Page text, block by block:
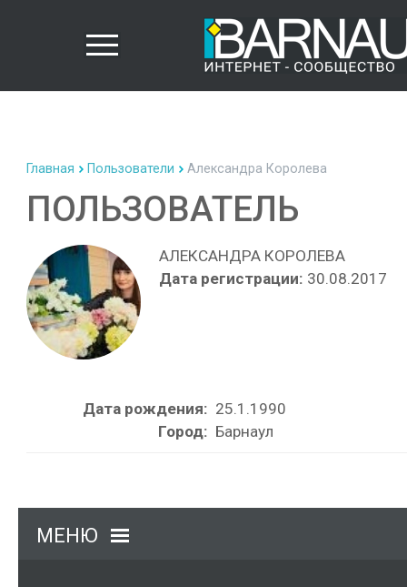
Главная Пользователи Александра Королева
ПОЛЬЗОВАТЕЛЬ
АЛЕКСАНДРА КОРОЛЕВА
Дата регистрации: 30.08.2017
Дата рождения: 25.1.1990
Город: Барнаул
МЕНЮ